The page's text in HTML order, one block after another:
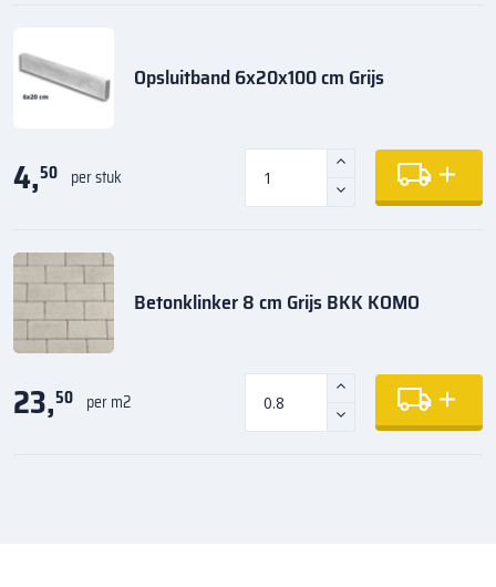
Opsluitband 6x20x100 cm Grijs
4,50 per stuk
Betonklinker 8 cm Grijs BKK KOMO
23,50 per m2